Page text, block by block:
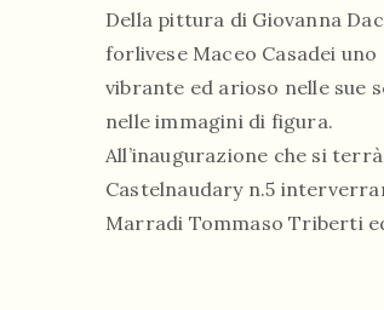
Della pittura di Giovanna
forlivese Maceo Casadei
vibrante ed arioso nelle sue
nelle immagini di figura.
All’inaugurazione che si
Castelnaudary n.5
Marradi Tommaso Triberti